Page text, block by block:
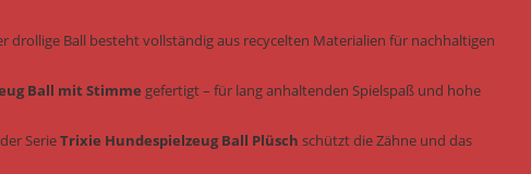
drollige Ball besteht vollständig aus recycelten Materialien für nachhaltigen
Ball mit Stimme gefertigt – für lang anhaltenden Spielspaß und hohe
SerieTrixie Hundespielzeug Ball Plüsch schützt die Zähne und das